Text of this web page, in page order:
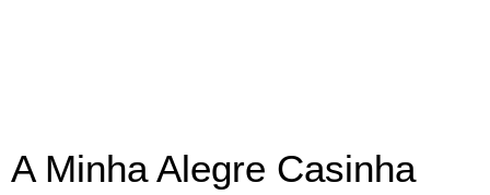
A Minha Alegre Casinha